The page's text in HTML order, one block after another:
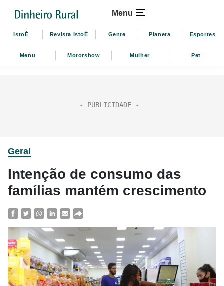
Menu
IstoÉ Revista IstoÉ Gente Planeta Esportes
Menu Motorshow Mulher Pet
Geral
Intenção de consumo das
famílias mantém crescimento